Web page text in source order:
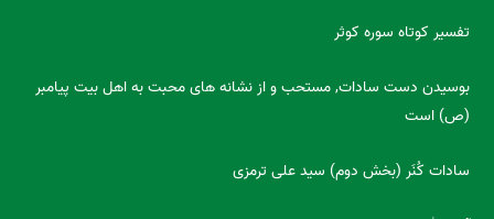
تفسیر کوتاه سوره کوثر
بوسیدن دست سادات, مستحب و از نشانه های محبت به اهل بیت پیامبر
(ص) است
سادات کُنَر (بخش دوم) سید علی ترمزی